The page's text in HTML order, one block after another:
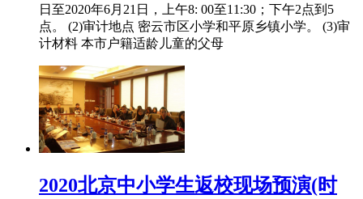
日至2020年6月21日，上午8: 00至11:30；下午2点到5
点。 (2)审计地点 密云市区小学和平原乡镇小学。 (3)审
计材料 本市户籍适龄儿童的父母
2020北京中小学生返校现场预演(时